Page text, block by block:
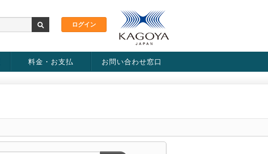
料金・お支払 お問い合わせ窓口